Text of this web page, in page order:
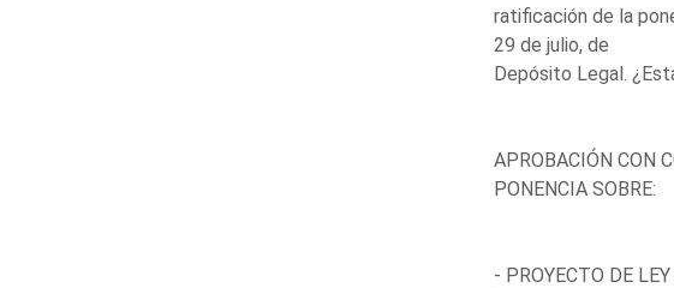
ratificación de la
29 de julio, de
Depósito Legal.
APROBACIÓN CON
PONENCIA SOBRE:
- PROYECTO DE